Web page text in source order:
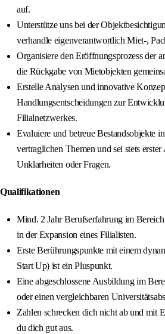
auf.
Unterstütze uns bei der
verhandle eigenverantwortlich Miet-,
Organisiere den Eröffnungsprozess der
die Rückgabe von Mietobjekten
Erstelle Analysen und innovative
Handlungsentscheidungen zur
Filialnetzwerkes.
Evaluiere und betreue Bestandsobjekte
vertraglichen Themen und sei stets
Unklarheiten oder Fragen.
Qualifikationen
Mind. 2 Jahr Berufserfahrung im
in der Expansion eines Filialisten.
Erste Berührungspunkte mit einem
Start Up) ist ein Pluspunkt.
Eine abgeschlossene Ausbildung im
oder einen vergleichbaren
Zahlen schrecken dich nicht ab und mit
du dich gut aus.